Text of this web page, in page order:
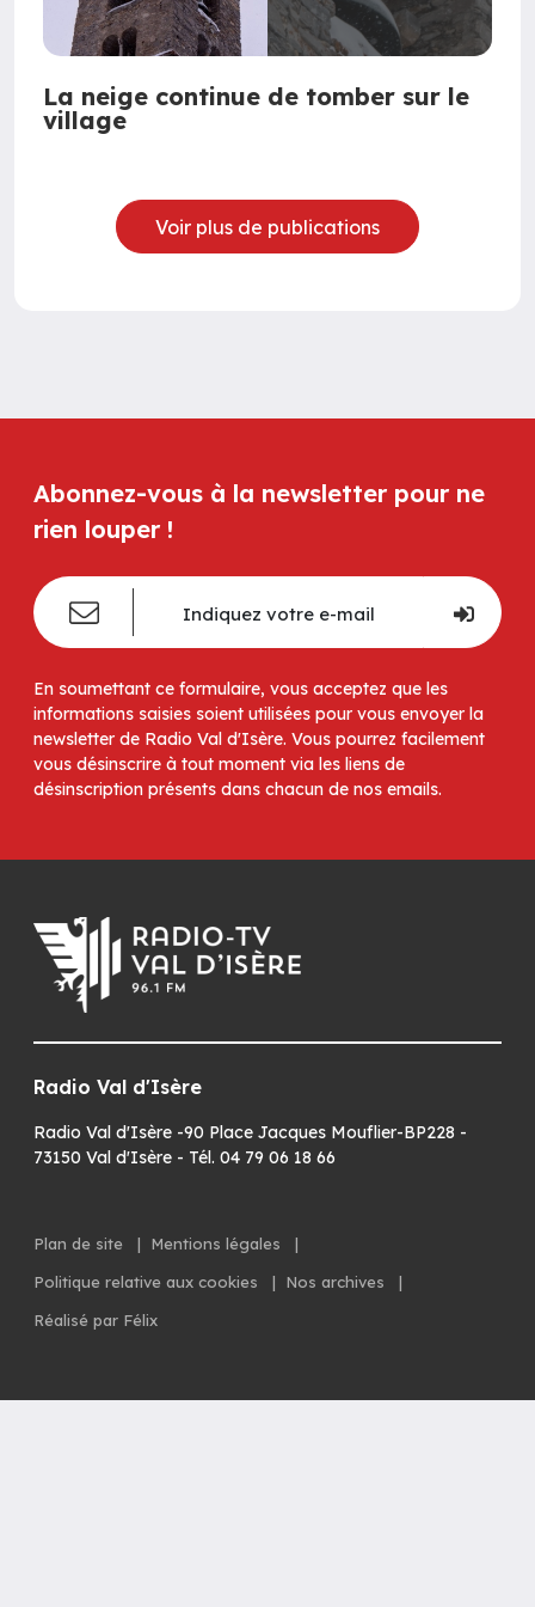
La neige continue de tomber sur le
village
Voir plus de publications
Abonnez-vous à la newsletter pour ne
rien louper !
En soumettant ce formulaire, vous acceptez que les
informations saisies soient utilisées pour vous envoyer la
newsletter de Radio Val d'Isère. Vous pourrez facilement
vous désinscrire à tout moment via les liens de
désinscription présents dans chacun de nos emails.
Radio Val d'Isère
Radio Val d'Isère -90 Place Jacques Mouflier-BP228 -
73150 Val d'Isère - Tél. 04 79 06 18 66
Plan de site | Mentions légales
|
Politique relative aux cookies
| Nos archives
|
Réalisé par Félix